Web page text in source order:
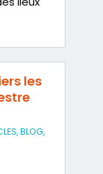
les
,BLOG,